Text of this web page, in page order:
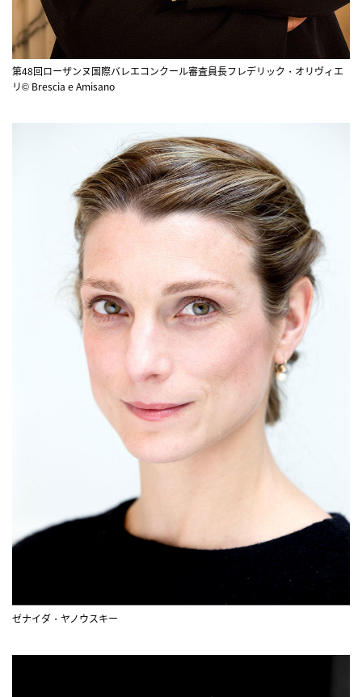
第48回ローザンヌ国際バレエコンクール審査員長フレデリック・オリヴィエ
リ© Brescia e Amisano
ゼナイダ・ヤノウスキー